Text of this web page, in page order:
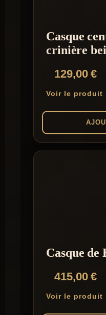
Casque
crinière
129,00€
Voir le produit
Casque de
415,00€
Voir le produit